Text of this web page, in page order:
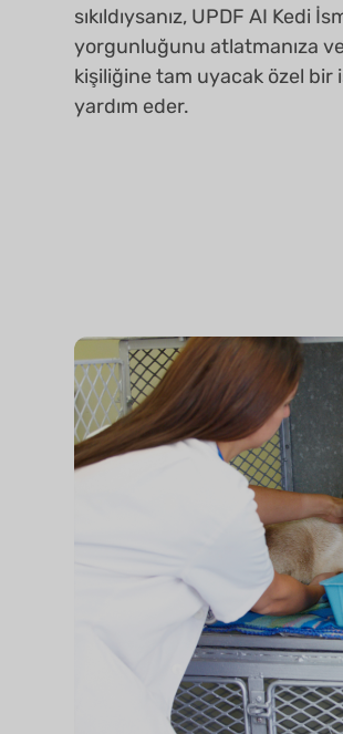
sıkıldıysanız, UPDF AI Kedi
yorgunluğunu atlatmanıza
kişiliğine tam uyacak özel bir
yardım eder.